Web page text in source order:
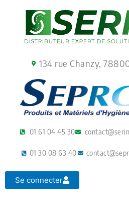
134 rue Chanzy,
01 61 04 45 30
01 30 08 63 40
Se connecter